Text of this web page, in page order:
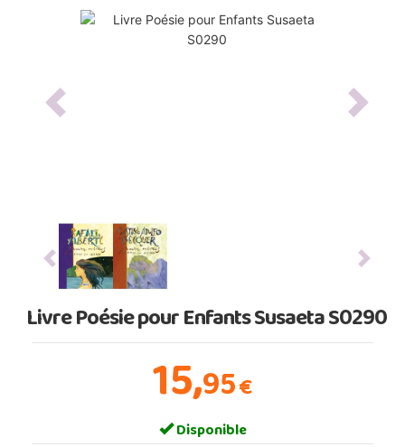
Previous Next
Previous Next
Livre Poésie pour Enfants Susaeta S0290
15,95€
Disponible